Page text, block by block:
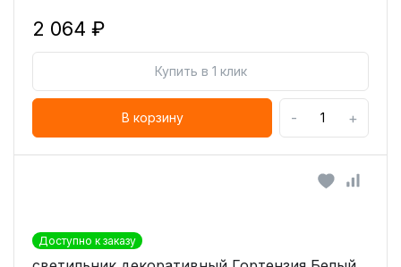
2 064 ₽
Купить в 1 клик
В корзину - +
Доступно к заказу